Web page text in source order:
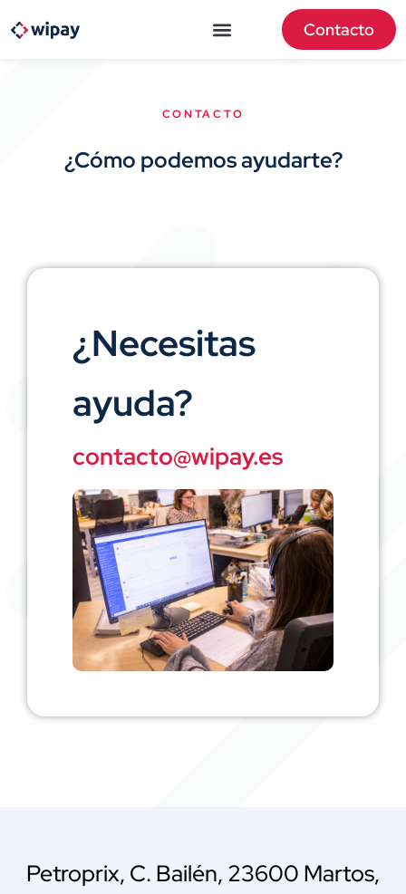
Contacto
CONTACTO
¿Cómo podemos ayudarte?
¿Necesitas
ayuda?
contacto@wipay.es
Petroprix, C. Bailén, 23600 Martos,